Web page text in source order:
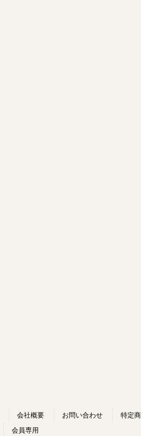
会社概要 お問い合わせ
特定
会員専用